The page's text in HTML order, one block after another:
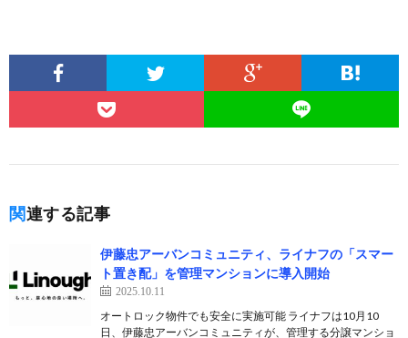
関連する記事
伊藤忠アーバンコミュニティ、ライナフの「スマー
ト置き配」を管理マンションに導入開始
2025.10.11
オートロック物件でも安全に実施可能 ライナフは10月10
日、伊藤忠アーバンコミュニティが、管理する分譲マンショ